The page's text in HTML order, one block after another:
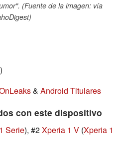
(Fuente de la imagen: vía
& Android Titulares
con este dispositivo
Serie), #2Xperia 1 V (Xperia 1